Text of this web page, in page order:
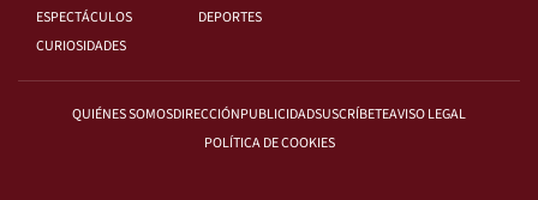
ESPECTÁCULOS
DEPORTES
CURIOSIDADES
QUIÉNES SOMOSDIRECCIÓNPUBLICIDADSUSCRÍBETEAVISO LEGAL
POLÍTICA DE COOKIES